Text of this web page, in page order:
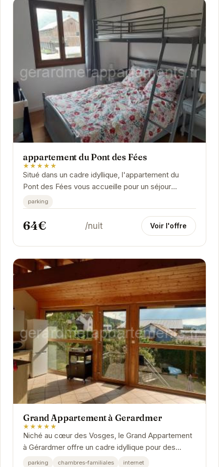
appartement du Pont des Fées
★★★★★
Situé dans un cadre idyllique, l'appartement du
Pont des Fées vous accueille pour un séjour
inoubliable.
parking
64€ /nuit Voir l'offre
Grand Appartement à Gerardmer
★★★★★
Niché au cœur des Vosges, le Grand Appartement
à Gérardmer offre un cadre idyllique pour des
vacances reposantes. Spacieux et lumineux,...
parking chambres-familiales
internet